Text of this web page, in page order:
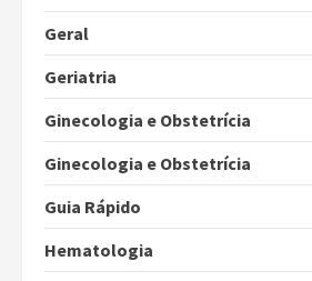
Geral
Geriatria
Ginecologia e Obstetrícia
Ginecologia e Obstetrícia
Guia Rápido
Hematologia